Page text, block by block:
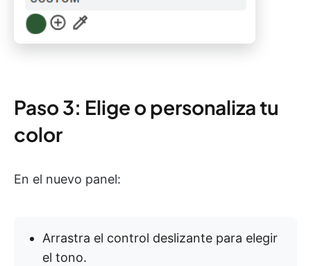
Paso 3: Elige o personaliza tu
color
En el nuevo panel:
Arrastra el control deslizante para elegir
el tono.